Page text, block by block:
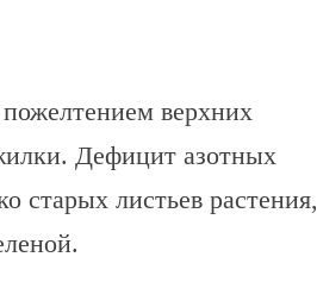
верхних
Дефицит азотных
старых листьев растения,